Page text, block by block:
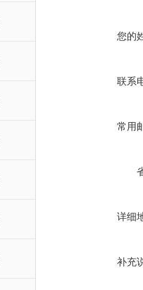
您的
联系
常用
详细
补充